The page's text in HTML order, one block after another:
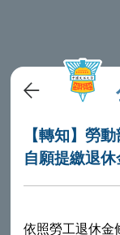
【轉知】勞
自願提繳退休
依照勞工退休金